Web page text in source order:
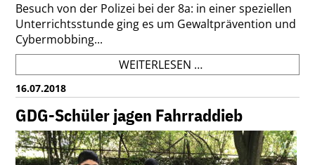
Besuch von der Polizei bei der 8a: in einer speziellen
Unterrichtsstunde ging es um Gewaltprävention und
Cybermobbing...
WEITERLESEN …GEWALTPRÄVENTION
MIT
FRAU
EMMERT
IN
DER
8A
16.07.2018
GDG-Schüler jagen Fahrraddieb